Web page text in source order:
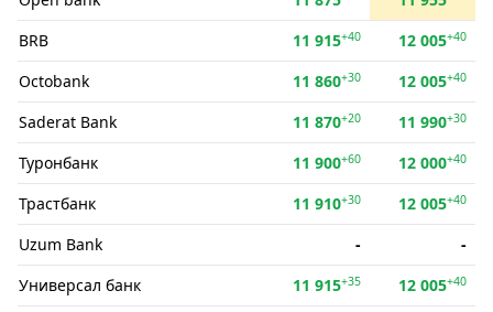
BRB 11 915+40 12 005+40
Octobank 11 860+30 12 005+40
Saderat Bank 11 870+20 11 990+30
Туронбанк 11 900+60 12 000+40
Трастбанк 11 910+30 12 005+40
Uzum Bank -
-
Универсал банк
11 915+35 12 005+40